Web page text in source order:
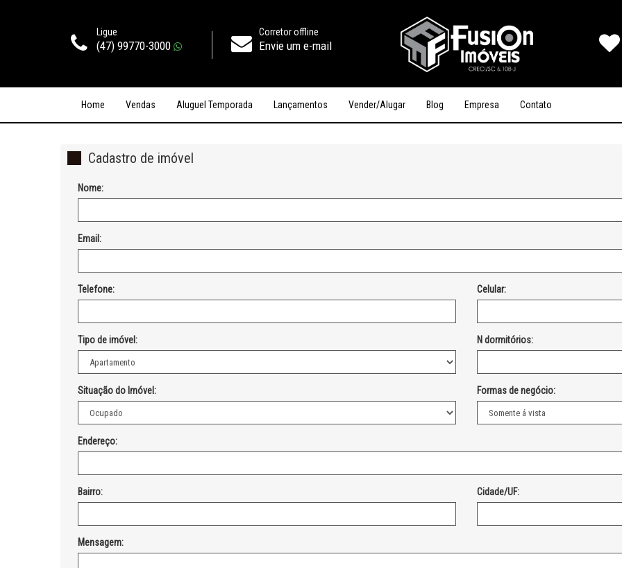
Ligue
(47) 99770-3000
Corretor offline
Envie um e-mail
Home Vendas Aluguel Temporada Lançamentos Vender/Alugar Blog Empresa Contato
Cadastro de imóvel
Nome:
Email:
Telefone: Celular:
Tipo de imóvel: N dormitórios:
Situação do Imóvel: Formas de negócio:
Endereço:
Bairro: Cidade/UF:
Mensagem: